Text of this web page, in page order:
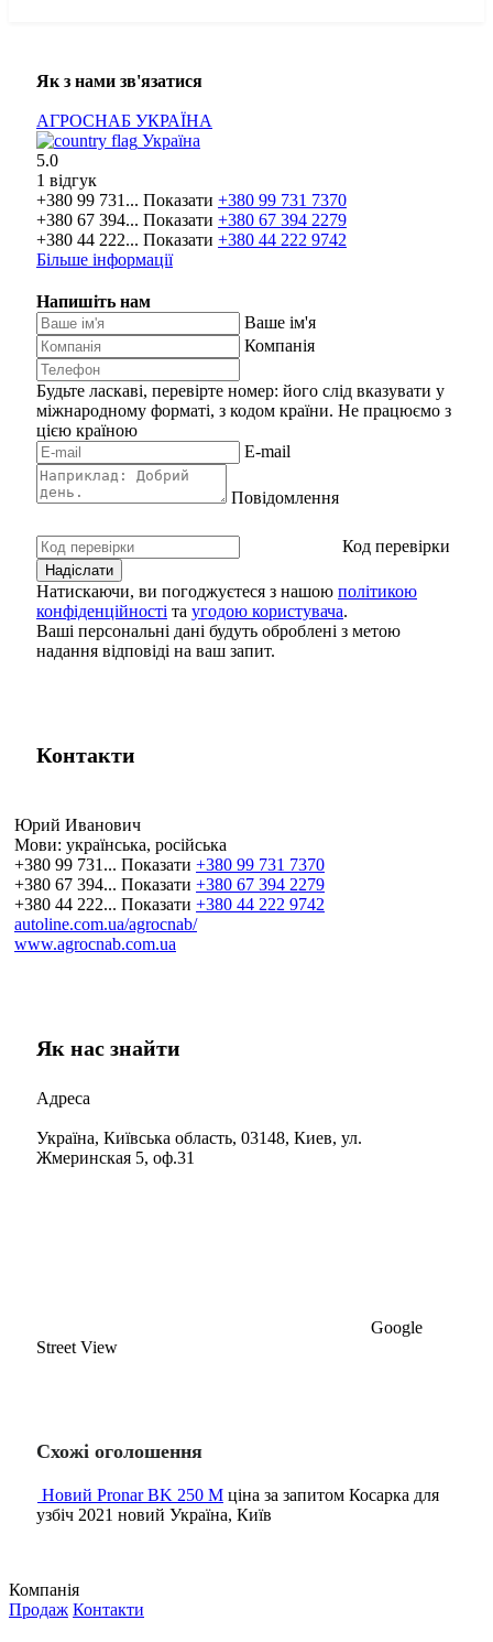
Як з нами зв'язатися
АГРОСНАБ УКРАЇНА
Україна
5.0
1 відгук
+380 99 731... Показати +380 99 731 7370
+380 67 394... Показати +380 67 394 2279
+380 44 222... Показати +380 44 222 9742
Більше інформації
Напишіть нам
Ваше ім'я
Компанія
Будьте ласкаві, перевірте номер: його слід вказувати у
міжнародному форматі, з кодом країни. Не працюємо з
цією країною
E-mail
Повідомлення
Код перевірки
Натискаючи, ви погоджуєтеся з нашою політикою
конфіденційності та угодою користувача.
Ваші персональні дані будуть оброблені з метою
надання відповіді на ваш запит.
Контакти
Юрий Иванович
Мови: українська, російська
+380 99 731... Показати +380 99 731 7370
+380 67 394... Показати +380 67 394 2279
+380 44 222... Показати +380 44 222 9742
autoline.com.ua/agrocnab/
www.agrocnab.com.ua
Як нас знайти
Адреса
Україна, Київська область, 03148, Киев, ул.
Жмеринская 5, оф.31
Google
Street View
Схожі оголошення
Новий Pronar BK 250 M ціна за запитом Косарка для
узбіч 2021 новий Україна, Київ
Компанія
Продаж Контакти